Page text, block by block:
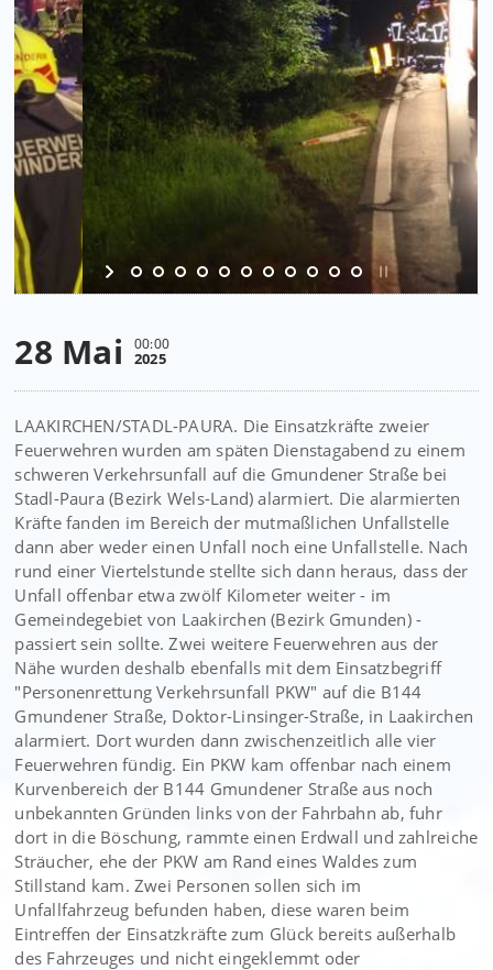
28 Mai 00:00
2025
LAAKIRCHEN/STADL-PAURA. Die Einsatzkräfte zweier
Feuerwehren wurden am späten Dienstagabend zu einem
schweren Verkehrsunfall auf die Gmundener Straße bei
Stadl-Paura (Bezirk Wels-Land) alarmiert. Die alarmierten
Kräfte fanden im Bereich der mutmaßlichen Unfallstelle
dann aber weder einen Unfall noch eine Unfallstelle. Nach
rund einer Viertelstunde stellte sich dann heraus, dass der
Unfall offenbar etwa zwölf Kilometer weiter - im
Gemeindegebiet von Laakirchen (Bezirk Gmunden) -
passiert sein sollte. Zwei weitere Feuerwehren aus der
Nähe wurden deshalb ebenfalls mit dem Einsatzbegriff
"Personenrettung Verkehrsunfall PKW" auf die B144
Gmundener Straße, Doktor-Linsinger-Straße, in Laakirchen
alarmiert. Dort wurden dann zwischenzeitlich alle vier
Feuerwehren fündig. Ein PKW kam offenbar nach einem
Kurvenbereich der B144 Gmundener Straße aus noch
unbekannten Gründen links von der Fahrbahn ab, fuhr
dort in die Böschung, rammte einen Erdwall und zahlreiche
Sträucher, ehe der PKW am Rand eines Waldes zum
Stillstand kam. Zwei Personen sollen sich im
Unfallfahrzeug befunden haben, diese waren beim
Eintreffen der Einsatzkräfte zum Glück bereits außerhalb
des Fahrzeuges und nicht eingeklemmt oder